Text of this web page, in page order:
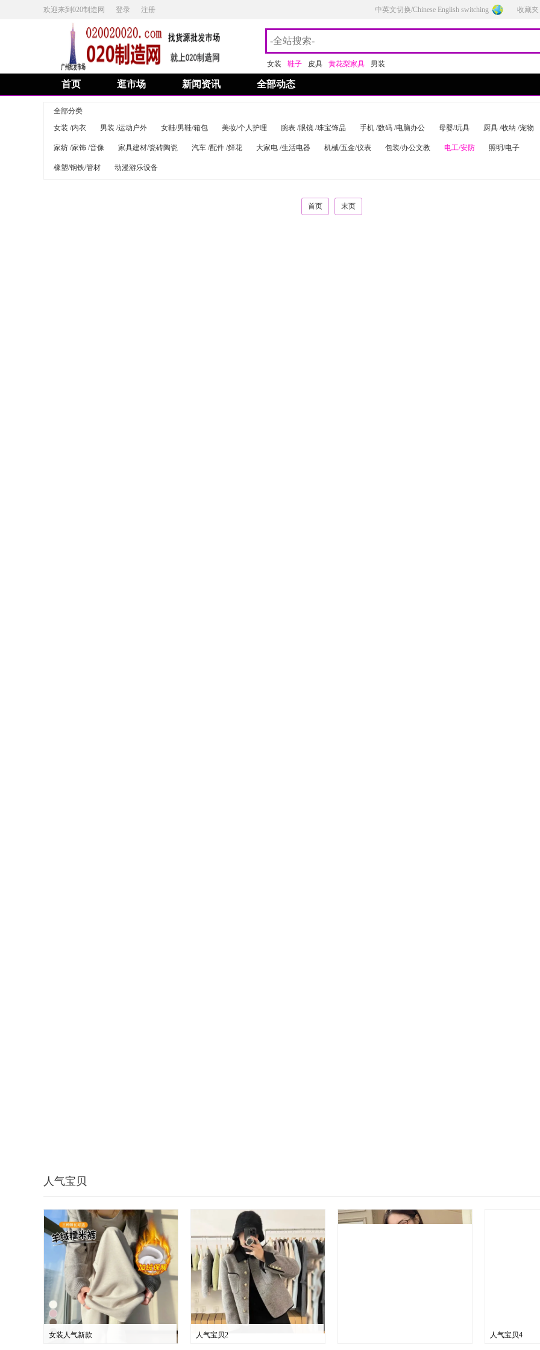
欢迎来到020制造网 登录 注册 中英文切换/Chinese English switching 收藏夹
女装 鞋子 皮具 黄花梨家具 男装
首页 逛市场 新闻资讯 全部动态
全部分类
女装 /内衣
男装 /运动户外 女鞋/男鞋/箱包 美妆/个人护理 腕表 /眼镜 /珠宝饰品 手机 /数码 /电脑办公 母婴/玩具 厨具 /收纳 /宠物
家纺 /家饰 /音像 家具建材/瓷砖陶瓷 汽车 /配件 /鲜花 大家电 /生活电器 机械/五金/仪表 包装/办公文教 电工/安防 照明/电子
橡塑/钢铁/管材 动漫游乐设备
首页 末页
人气宝贝
女装人气新款 人气宝贝2 人气宝贝4